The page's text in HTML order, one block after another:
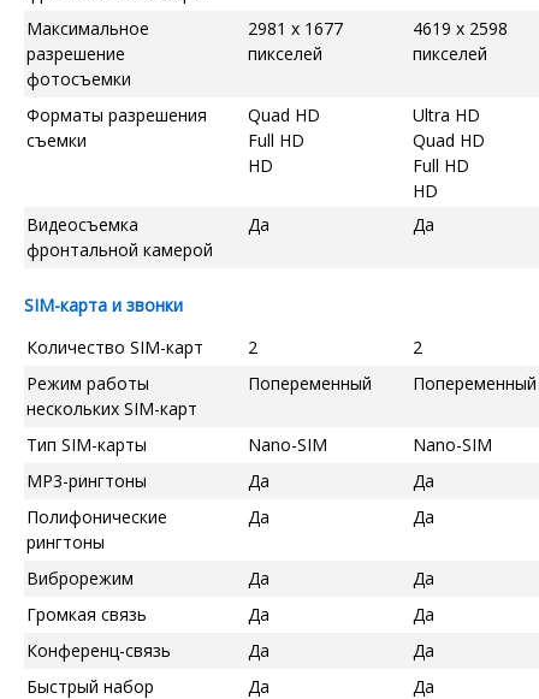
Максимальное
разрешение
фотосъемки
2981 x 1677
пикселей
4619 x 2598
пикселей
Форматы разрешения
съемки
Quad HD
Full HD
HD
Ultra HD
Quad HD
Full HD
HD
Видеосъемка
фронтальной камерой
Да Да
SIM-карта и звонки
Количество SIM-карт
2
2
Режим работы
нескольких SIM-карт
Попеременный Попеременный
Тип SIM-карты Nano-SIM
Nano-SIM
MP3-рингтоны
Да
Да
Полифонические
рингтоны
Да Да
Виброрежим Да
Да
Громкая связь
Да
Да
Конференц-связь
Да
Да
Быстрый набор
Да
Да